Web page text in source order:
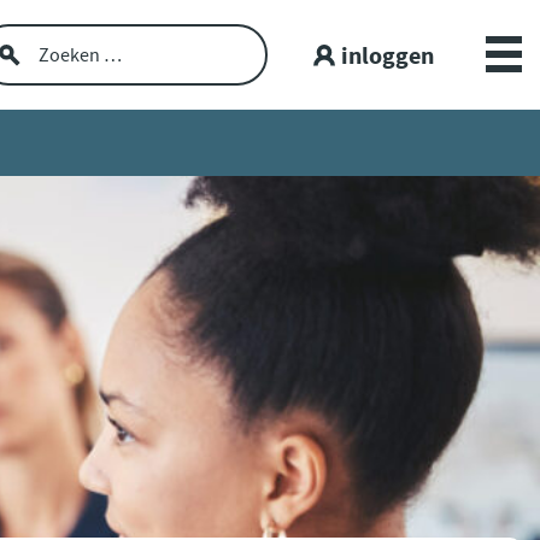
Over GGZ Dataportaal
Openbare GGZ-cijfers
Spiegelinformatie
Workshop
GGZ Data blogs
Lerende netwerken
Nieuws en interviews
inloggen